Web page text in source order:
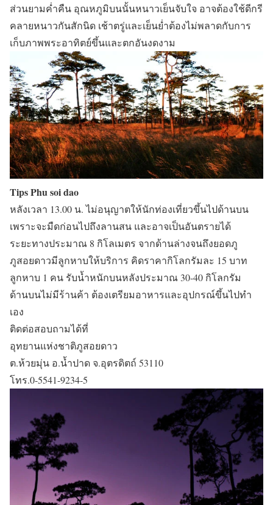
ส่วนยามค่ำคืน อุณหภูมิบนนั้นหนาวเย็นจับใจ อาจต้องใช้ดีกรี
คลายหนาวกันสักนิด เช้าตรู่และเย็นย่ำต้องไม่พลาดกับการ
เก็บภาพพระอาทิตย์ขึ้นและตกอันงดงาม
Tips Phu soi dao
หลังเวลา 13.00 น. ไม่อนุญาตให้นักท่องเที่ยวขึ้นไปด้านบน
เพราะจะมืดก่อนไปถึงลานสน และอาจเป็นอันตรายได้
ระยะทางประมาณ 8 กิโลเมตร จากด้านล่างจนถึงยอดภู
ภูสอยดาวมีลูกหาบให้บริการ คิดราคากิโลกรัมละ 15 บาท
ลูกหาบ 1 คน รับน้ำหนักบนหลังประมาณ 30-40 กิโลกรัม
ด้านบนไม่มีร้านค้า ต้องเตรียมอาหารและอุปกรณ์ขึ้นไปทำ
เอง
ติดต่อสอบถามได้ที่
อุทยานแห่งชาติภูสอยดาว
ต.ห้วยมุ่น อ.น้ำปาด จ.อุตรดิตถ์ 53110
โทร.0-5541-9234-5